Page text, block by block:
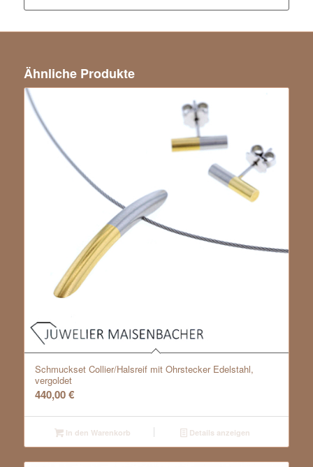
Ähnliche Produkte
Schmuckset Collier/Halsreif mit Ohrstecker Edelstahl,
vergoldet
440,00€
In den Warenkorb Details anzeigen